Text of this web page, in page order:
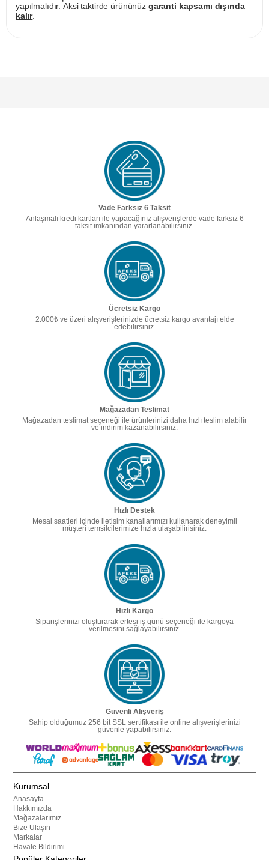
yapılmalıdır. Aksi taktirde ürününüz garanti kapsamı dışında
kalır.
Vade Farksız 6 Taksit
Anlaşmalı kredi kartları ile yapacağınız alışverişlerde vade farksız 6
taksit imkanından yararlanabilirsiniz.
Ücretsiz Kargo
2.000₺ ve üzeri alışverişlerinizde ücretsiz kargo avantajı elde
edebilirsiniz.
Mağazadan Teslimat
Mağazadan teslimat seçeneği ile ürünlerinizi daha hızlı teslim alabilir
ve indirim kazanabilirsiniz.
Hızlı Destek
Mesai saatleri içinde iletişim kanallarımızı kullanarak deneyimli
müşteri temsilcilerimize hızla ulaşabilirisiniz.
Hızlı Kargo
Siparişlerinizi oluşturarak ertesi iş günü seçeneği ile kargoya
verilmesini sağlayabilirsiniz.
Güvenli Alışveriş
Sahip olduğumuz 256 bit SSL sertifikası ile online alışverişlerinizi
güvenle yapabilirsiniz.
Kurumsal
Anasayfa
Hakkımızda
Mağazalarımız
Bize Ulaşın
Markalar
Havale Bildirimi